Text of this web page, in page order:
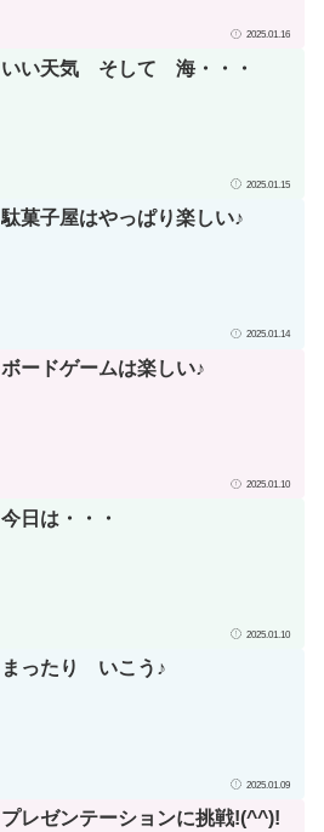
2025.01.16
いい天気 そして 海・・・
2025.01.15
駄菓子屋はやっぱり楽しい♪
2025.01.14
ボードゲームは楽しい♪
2025.01.10
今日は・・・
2025.01.10
まったり いこう♪
2025.01.09
プレゼンテーションに挑戦!(^^)!